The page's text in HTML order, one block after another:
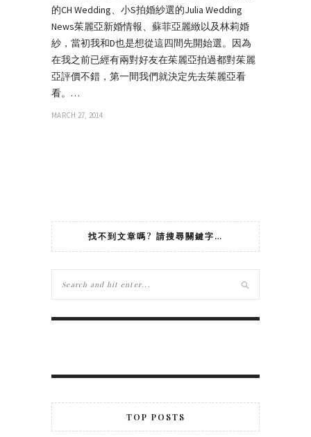
的CH Wedding、小S拍婚紗選的Julia Wedding
News茱麗亞新婚情報、蘇菲亞麗緻以及林莉婚
紗，當初我和D也是想從這四間先開始選。因為
在我之前已經有兩對好友在茱麗亞拍過都對茱麗
亞評價不錯，第一間我們就決定先去茱麗亞看
看。…
MARCH 27, 2014
找不到文章嗎? 請搜尋關鍵字…
TOP POSTS